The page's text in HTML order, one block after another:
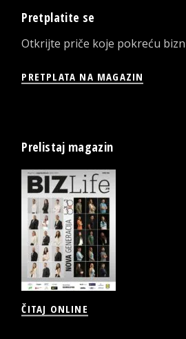
Pretplatite se
Otkrijte priče koje pokreću
PRETPLATA NA MAGAZIN
Prelistaj magazin
ČITAJ ONLINE